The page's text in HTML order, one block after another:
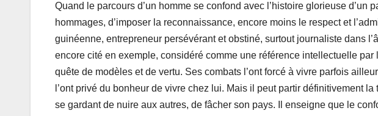
Quand le parcours d’un homme se confond avec l’histoire glorieuse d’un
hommages, d’imposer la reconnaissance, encore moins le respect et
guinéenne, entrepreneur persévérant et obstiné, surtout journaliste dans
encore cité en exemple, considéré comme une référence intellectuelle
quête de modèles et de vertu. Ses combats l’ont forcé à vivre parfois
l’ont privé du bonheur de vivre chez lui. Mais il peut partir définitivement
se gardant de nuire aux autres, de fâcher son pays. Il enseigne que le